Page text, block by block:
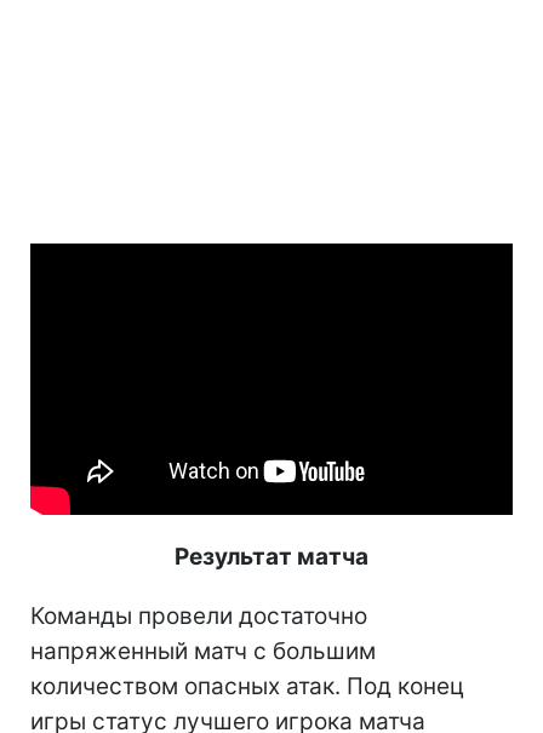
Результат матча
Команды провели достаточно
напряженный матч с большим
количеством опасных атак. Под конец
игры статус лучшего игрока матча